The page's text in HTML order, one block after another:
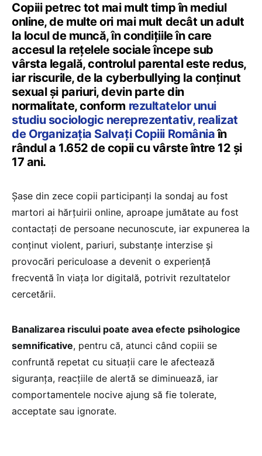
Copiii petrec tot mai mult timp în mediul
online, de multe ori mai mult decât un adult
la locul de muncă, în condițiile în care
accesul la rețelele sociale începe sub
vârsta legală, controlul parental este redus,
iar riscurile, de la cyberbullying la conținut
sexual și pariuri, devin parte din
normalitate, conform rezultatelor unui
studiu sociologic nereprezentativ, realizat
de Organizația Salvați Copiii Româniaîn
rândul a 1.652 de copii cu vârste între 12 și
17 ani.
Șase din zece copii participanți la sondaj au fost
martori ai hărțuirii online, aproape jumătate au fost
contactați de persoane necunoscute, iar expunerea la
conținut violent, pariuri, substanțe interzise și
provocări periculoase a devenit o experiență
frecventă în viața lor digitală, potrivit rezultatelor
cercetării.
Banalizarea riscului poate avea efecte psihologice
semnificative, pentru că, atunci când copiii se
confruntă repetat cu situaţii care le afectează
siguranţa, reacţiile de alertă se diminuează, iar
comportamentele nocive ajung să fie tolerate,
acceptate sau ignorate.